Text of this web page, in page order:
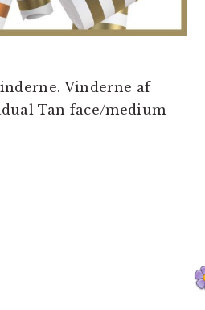
Vinderne af
Tan face/medium